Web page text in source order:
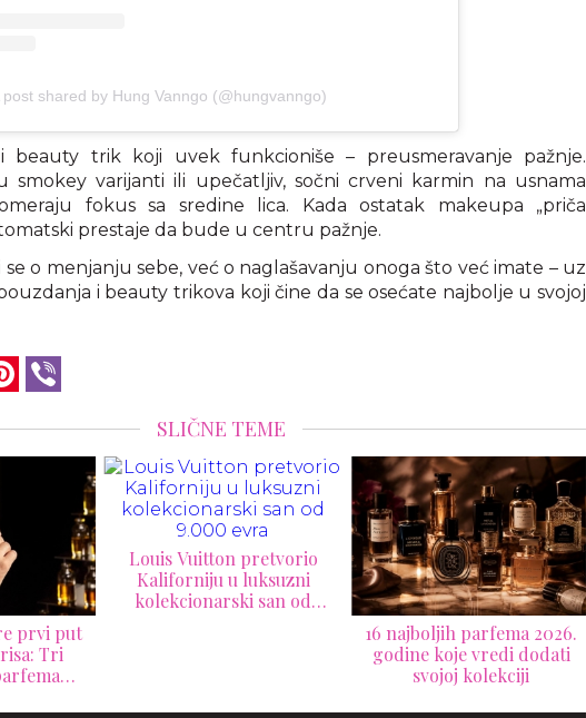
post shared by Hung Vanngo (@hungvanngo)
beauty trik koji uvek funkcioniše – preusmeravanje pažnje.
smokey varijanti ili upečatljiv, sočni crveni karmin na usnama
fokus sa sredine lica. Kada ostatak makeupa „priča
prestaje da bude u centru pažnje.
se o menjanju sebe, već o naglašavanju onoga što već imate – uz
i beauty trikova koji čine da se osećate najbolje u svojoj
Pinterest
SLIČNE TEME
san od
CHANEL je predstavio
letnju kolekciju koja
pretvara svetlost u najlepši